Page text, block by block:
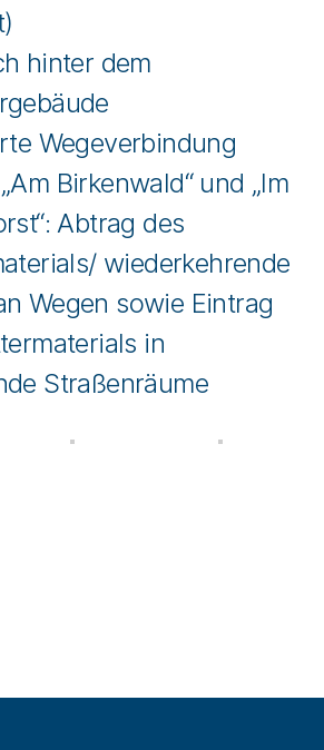
hinter dem
Wegeverbindung
Birkenwald“ und „Im
Abtrag des
wiederkehrende
Wegen sowie Eintrag
in
Straßenräume